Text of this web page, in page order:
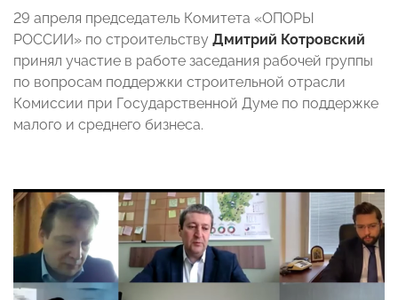
29 апреля председатель Комитета «ОПОРЫ
РОССИИ» по строительству Дмитрий Котровский
принял участие в работе заседания рабочей группы
по вопросам поддержки строительной отрасли
Комиссии при Государственной Думе по поддержке
малого и среднего бизнеса.